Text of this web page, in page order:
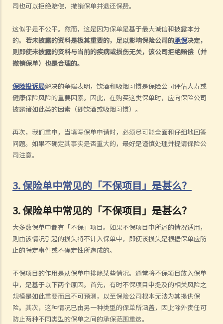
司也可以拒绝赔偿，撤销保单并退还保费。
这似乎是不公平。然而，这是因为保单是基于最大诚信和披露本分
的。 若未披露的资料是极其重要的，足以影响保险公司的承保决定，
则即使未披露的资料与当前的疾病或损伤无关，该公司拒绝赔偿（并
撤销保单）也是合理的。
保险投诉局解决的争端表明，饮酒和吸烟习惯是保险公司评估人寿或
健康保险风险的重要因素。因此，在购买这类保单时，应向保险公司
披露诸如此类的因素（即饮酒或吸烟习惯）。
再次，我们重申，当填写保单申请时，必须尽可能全面和仔细地回答
问题。如果不确定其事实是否重大的，最好是谨慎处理并提请保险公
司注意。
3. 保险单中常见的「不保项目」是甚么？
3.保险单中常见的「不保项目」是甚么？
大多数保单中都有「不保」项目。如果不保项目中所述的情况适用，
则由该情况引起的损失将不计入保单中，即使该损失是根据保单应防
止的特定事件或不确定性所造成的。
不保项目的作用是从保单中排除某些情况。通常将不保项目放入保单
中，是基于以下两个原因。首先，有时不保项目中提及的相关风险之
规模是如此重要而且不可预测，以至保险公司根本无法为其提供保
险。其次，这种情况已由另一种类型的保单所涵盖，因此除外责任可
防止两种不同类型的保单之间的承保范围重迭。